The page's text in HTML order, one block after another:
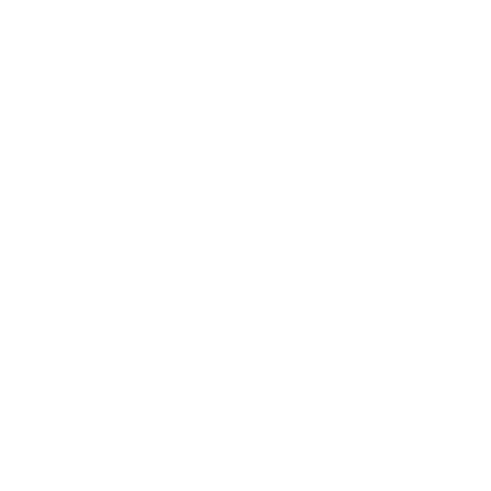
діяльності"